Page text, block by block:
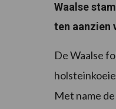
Waalse
ten aanzien
De Waalse
Met name